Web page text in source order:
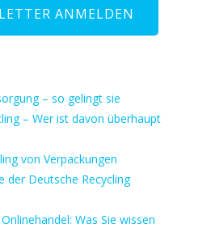
ANMELDEN
– so gelingt sie
– Wer ist davon überhaupt
von Verpackungen
der Deutsche Recycling
Was Sie wissen